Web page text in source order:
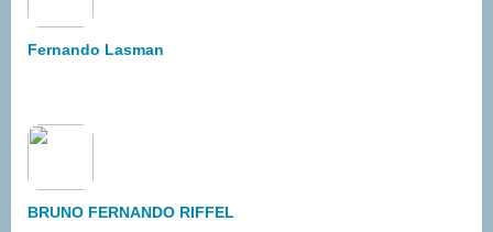
Fernando Lasman
BRUNO FERNANDO RIFFEL